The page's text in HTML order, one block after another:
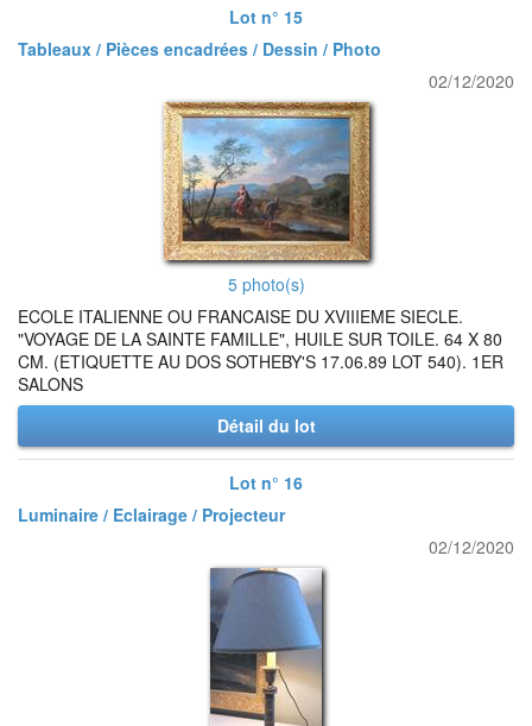
Lot n° 15
Tableaux / Pièces encadrées / Dessin / Photo
02/12/2020
5 photo(s)
ECOLE ITALIENNE OU FRANCAISE DU XVIIIEME SIECLE.
"VOYAGE DE LA SAINTE FAMILLE", HUILE SUR TOILE. 64 X 80
CM. (ETIQUETTE AU DOS SOTHEBY'S 17.06.89 LOT 540). 1ER
SALONS
Détail du lot
Lot n° 16
Luminaire / Eclairage / Projecteur
02/12/2020